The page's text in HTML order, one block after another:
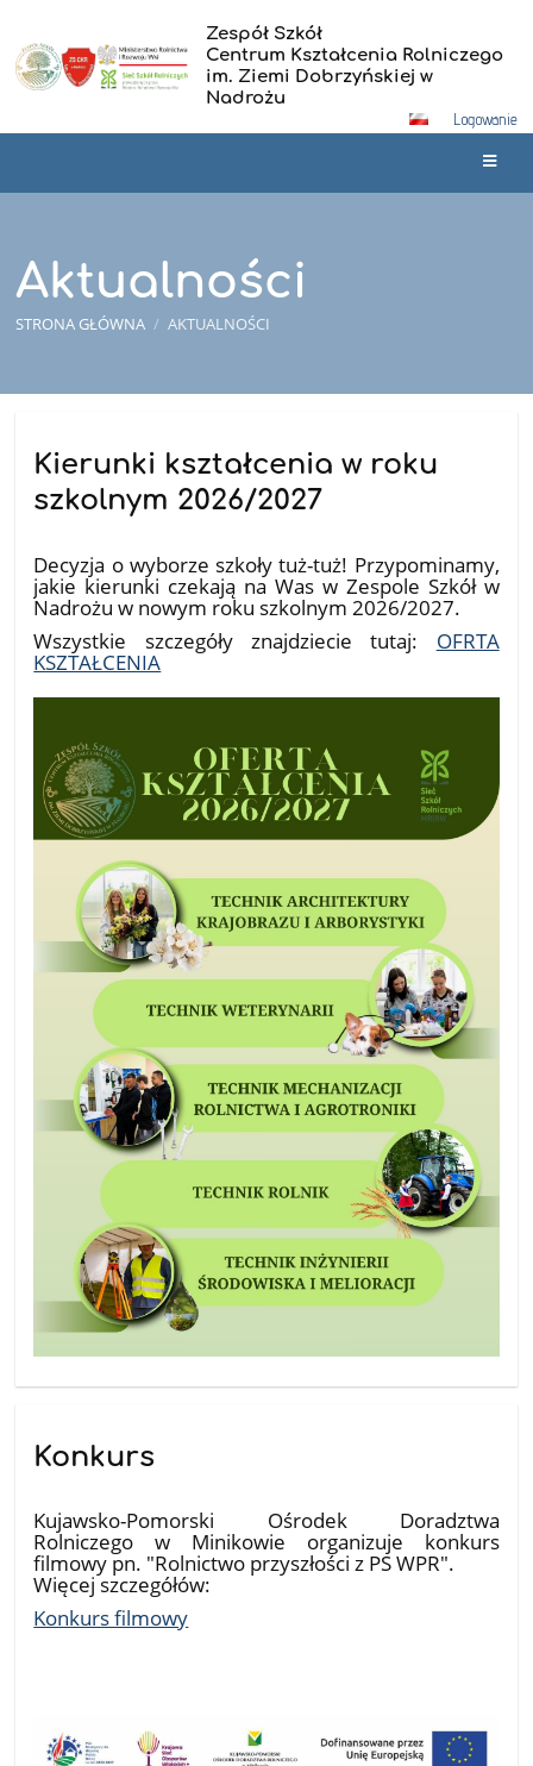
Zespół Szkół
Centrum Kształcenia Rolniczego
im. Ziemi Dobrzyńskiej w
Nadrożu
Logowanie
Aktualności
STRONA GŁÓWNA / AKTUALNOŚCI
Kierunki kształcenia w roku
szkolnym 2026/2027
Decyzja o wyborze szkoły tuż-tuż! Przypominamy,
jakie kierunki czekają na Was w Zespole Szkół w
Nadrożu w nowym roku szkolnym 2026/2027.
Wszystkie szczegóły znajdziecie tutaj: OFRTA
KSZTAŁCENIA
Konkurs
Kujawsko-Pomorski Ośrodek Doradztwa
Rolniczego w Minikowie organizuje konkurs
filmowy pn. "Rolnictwo przyszłości z PS WPR".
Więcej szczegółów:
Konkurs filmowy